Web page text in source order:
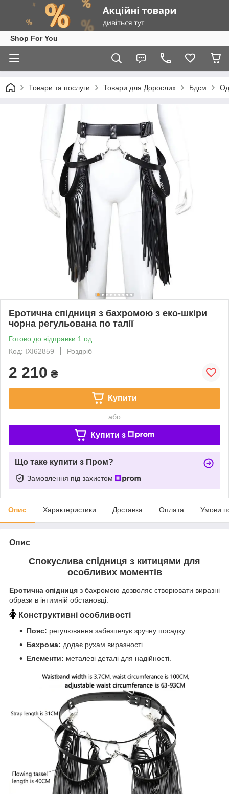
Shop For You
Товари та послуги Товари для Дорослих Бдсм
Еротична спідниця з бахромою з еко-шкіри
чорна регульована по талії
Готово до відправки 1 од.
Код: IXI62859
Роздріб
2 210 ₴
Купити
або
Купити з
Що таке купити з Пром?
Замовлення під захистом
Опис Характеристики Доставка Оплата Умови
Опис
Спокуслива спідниця з китицями для
особливих моментів
Еротична спідниця з бахромою дозволяє створювати виразні
образи в інтимній обстановці.
Конструктивні особливості
Пояс: регулювання забезпечує зручну посадку.
Бахрома: додає рухам виразності.
Елементи: металеві деталі для надійності.